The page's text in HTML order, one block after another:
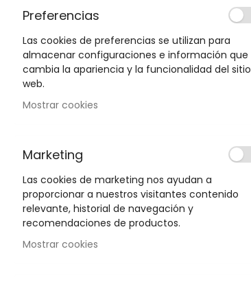
Marcas
Oportunidad!
Preferencias
Las cookies de preferencias se utilizan para
almacenar configuraciones e información que
cambia la apariencia y la funcionalidad del sitio
web.
Mostrar cookies
Marketing
Las cookies de marketing nos ayudan a
proporcionar a nuestros visitantes contenido
relevante, historial de navegación y
recomendaciones de productos.
Mostrar cookies